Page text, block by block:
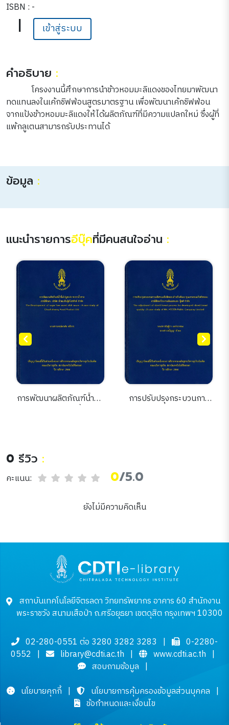
ISBN : -
| เข้าสู่ระบบ
คำอธิบาย :
โครงงานนี้ศึกษาการนำข้าวหอมมะลิแดงของไทยมาพัฒนา
ทดแทนลงในเค้กชิฟฟ่อนสูตรมาตรฐาน เพื่อพัฒนาเค้กชิฟฟ่อน
จากแป้งข้าวหอมมะลิแดงให้ได้ผลิตภัณฑ์ที่มีความแปลกใหม่ ซึ่งผู้ที่
แพ้กลูเตนสามารถรับประทานได้
ข้อมูล :
แนะนำรายการอีบุ๊คที่มีคนสนใจอ่าน :
การพัฒนาผลิตภัณฑ์น้ำจิ้ม
sugar free sweet chili
sauce : a case study of
chuahseng food
การปรับปรุงกระบวนการ
0 รีวิว :
คะแนน: 0/5.0
ยังไม่มีความคิดเห็น
สถาบันเทคโนโลยีจิตรลดา วิทยทรัพยากร อาคาร 60 สำนักงาน
พระราชวัง สนามเสือป่า ถ.ศรีอยุธยา เขตดุสิต กรุงเทพฯ 10300
02-280-0551 ต่อ 3280 3282 3283 |
0-2280-
0552 | library@cdti.ac.th | www.cdti.ac.th |
สอบถามข้อมูล |
นโยบายคุกกี้ | นโยบายการคุ้มครองข้อมูลส่วนบุคคล |
ข้อกำหนดและเงื่อนไข